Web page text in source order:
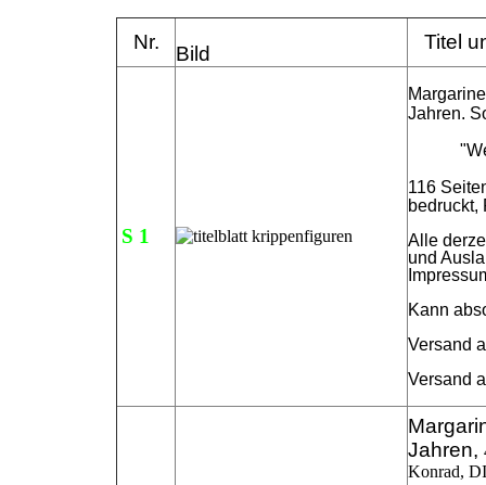
Nr.
Bild
Titel
S 1
Jahren.
116
bedruckt,
Alle
und
Kann
Versand
Jahren,
Konrad,